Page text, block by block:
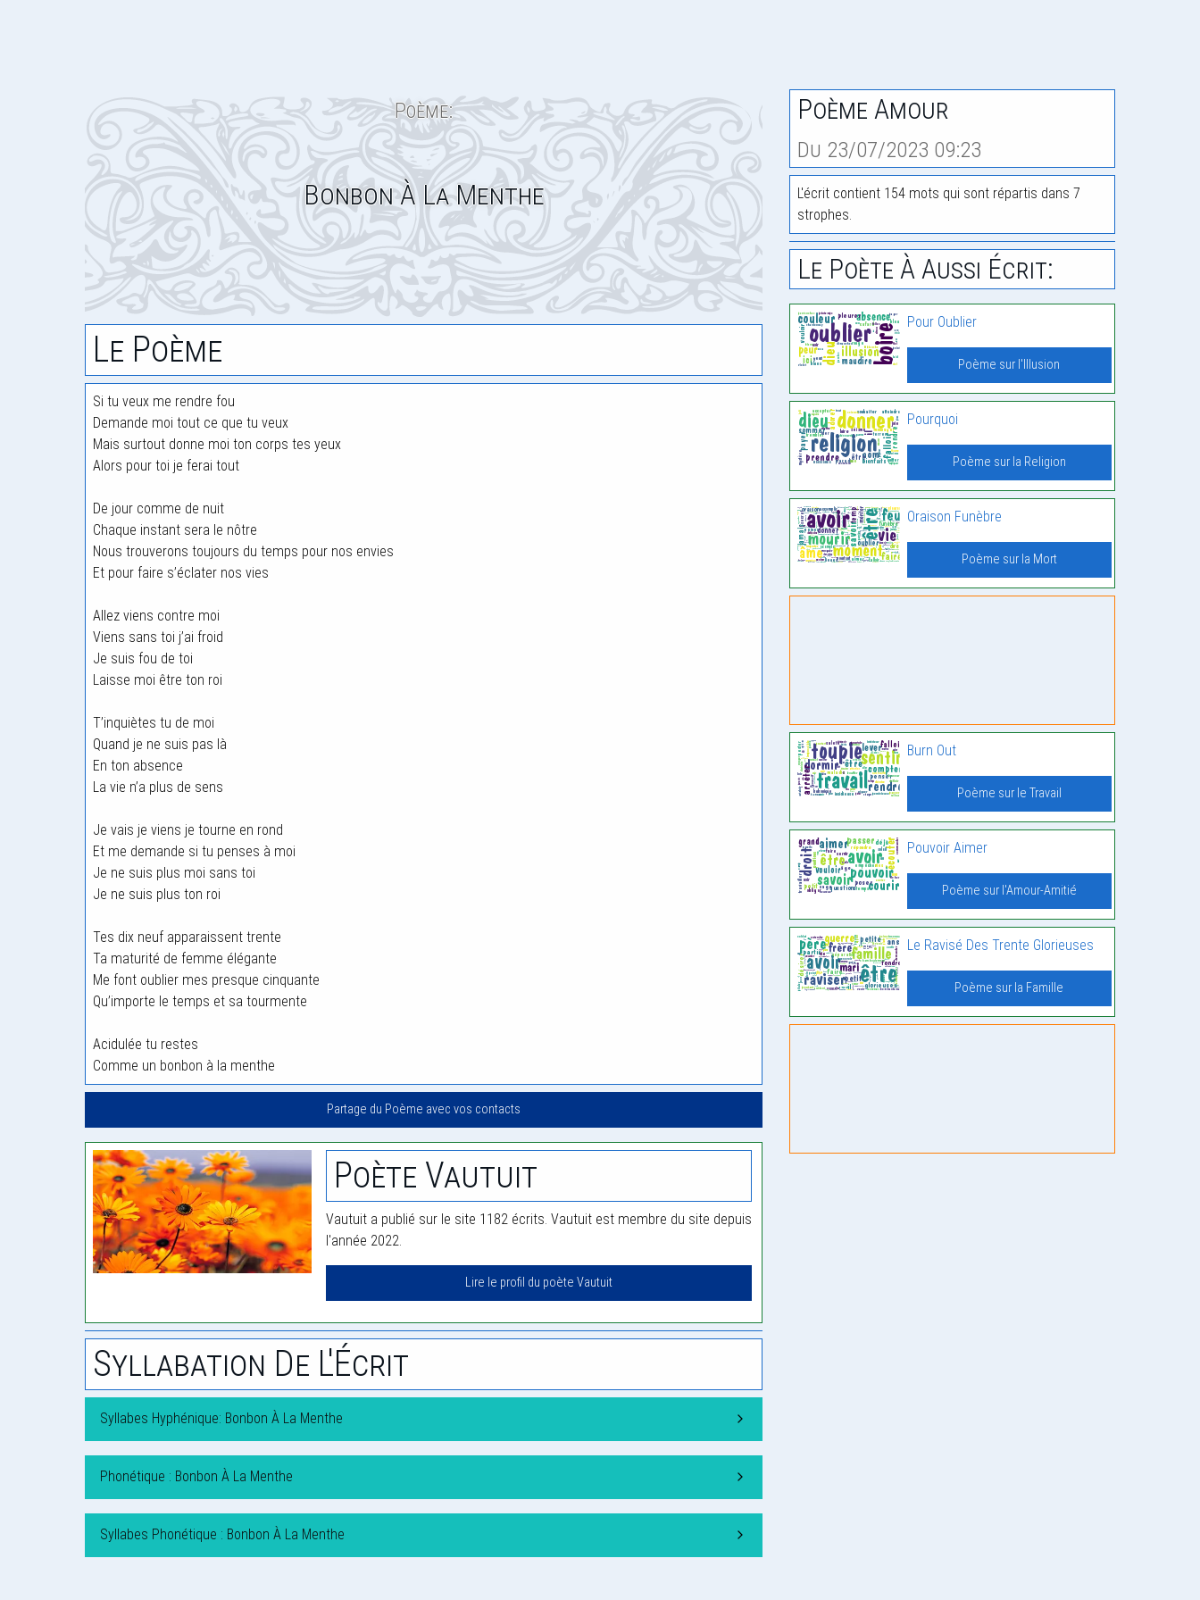
Poème:
Bonbon À La Menthe
Le Poème
Si tu veux me rendre fou
Demande moi tout ce que tu veux
Mais surtout donne moi ton corps tes yeux
Alors pour toi je ferai tout
De jour comme de nuit
Chaque instant sera le nôtre
Nous trouverons toujours du temps pour nos envies
Et pour faire s’éclater nos vies
Allez viens contre moi
Viens sans toi j’ai froid
Je suis fou de toi
Laisse moi être ton roi
T’inquiètes tu de moi
Quand je ne suis pas là
En ton absence
La vie n’a plus de sens
Je vais je viens je tourne en rond
Et me demande si tu penses à moi
Je ne suis plus moi sans toi
Je ne suis plus ton roi
Tes dix neuf apparaissent trente
Ta maturité de femme élégante
Me font oublier mes presque cinquante
Qu’importe le temps et sa tourmente
Acidulée tu restes
Comme un bonbon à la menthe
Partage du Poème avec vos contacts
Poète Vautuit
Vautuit a publié sur le site 1182 écrits. Vautuit est membre du site depuis
l'année 2022.
Lire le profil du poète Vautuit
Syllabation De L'Écrit
Syllabes Hyphénique: Bonbon À La Menthe
Phonétique : Bonbon À La Menthe
Syllabes Phonétique : Bonbon À La Menthe
Poème Amour
Du 23/07/2023 09:23
L'écrit contient 154 mots qui sont répartis dans 7
strophes.
Le Poète À Aussi Écrit:
Pour Oublier
Poème sur l'Illusion
Pourquoi
Poème sur la Religion
Oraison Funèbre
Poème sur la Mort
Burn Out
Poème sur le Travail
Pouvoir Aimer
Poème sur l'Amour-Amitié
Le Ravisé Des Trente Glorieuses
Poème sur la Famille